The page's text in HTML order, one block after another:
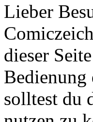
Lieber
dieser
Bedienung
solltest du